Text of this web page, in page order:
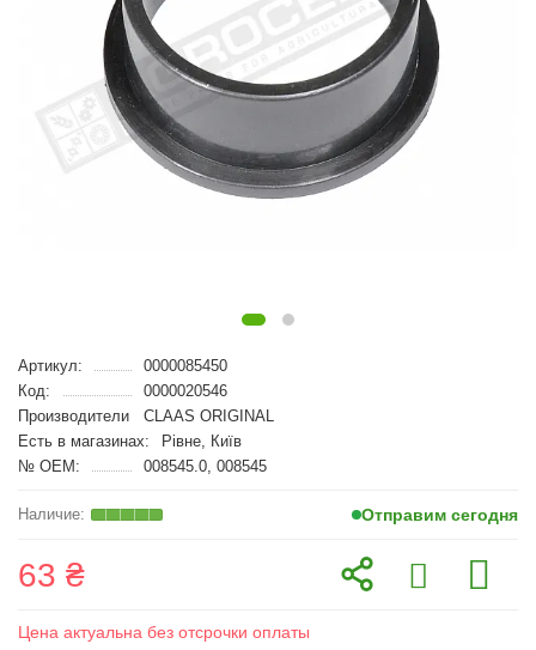
Артикул:
0000085450
Код:
0000020546
Производители
CLAAS ORIGINAL
Есть в магазинах:
Рівне, Київ
№ OEM:
008545.0, 008545
Отправим сегодня
63 ₴
Цена актуальна без отсрочки оплаты